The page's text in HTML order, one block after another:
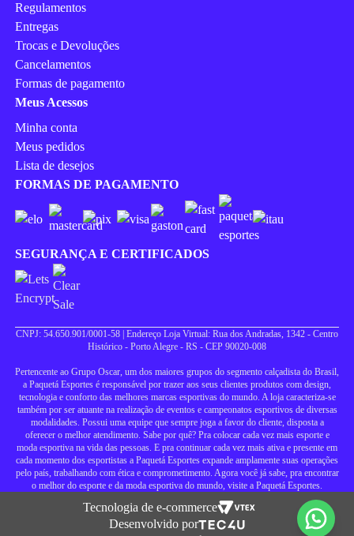
Regulamentos
Entregas
Trocas e Devoluções
Cancelamentos
Formas de pagamento
Meus Acessos
Minha conta
Meus pedidos
Lista de desejos
FORMAS DE PAGAMENTO
SEGURANÇA E CERTIFICADOS
CNPJ: 54.650.901/0001-58 | Endereço Loja Virtual: Rua dos Andradas, 1342 - Centro
Histórico - Porto Alegre - RS - CEP 90020-008
Pertencente ao Grupo Oscar, um dos maiores grupos do segmento calçadista do Brasil,
a Paquetá Esportes é responsável por trazer aos seus clientes produtos com design,
tecnologia e conforto das melhores marcas esportivas do mundo. A loja caracteriza-se
também por ser atuante na realização de eventos e campeonatos esportivos de diversas
modalidades. Possui uma equipe que sempre joga a favor do cliente, disposta a
oferecer o melhor atendimento. Sabe por quê? Pra colocar cada vez mais esporte e
moda esportiva na vida das pessoas. E pra continuar cada vez mais ativa e presente em
cada momento dos esportistas a Paquetá Esportes expande amplamente suas operações
pelo país, trabalhando com ética e comprometimento. Agora você já sabe, pra encontrar
o melhor do esporte e da moda esportiva do mundo, visite a Paquetá Esportes.
Tecnologia de e-commerce
Desenvolvido por